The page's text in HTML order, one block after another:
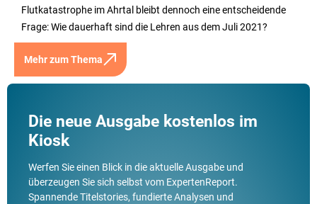
Flutkatastrophe im Ahrtal bleibt dennoch eine entscheidende
Frage: Wie dauerhaft sind die Lehren aus dem Juli 2021?
Mehr zum Thema
Die neue Ausgabe kostenlos im
Kiosk
Werfen Sie einen Blick in die aktuelle Ausgabe und
überzeugen Sie sich selbst vom ExpertenReport.
Spannende Titelstories, fundierte Analysen und